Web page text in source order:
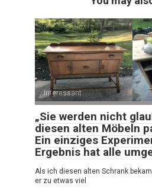
Interessant
„Sie werden nicht
diesen alten Möbeln
Ein einziges
Ergebnis hat alle
Als ich diesen alten Schrank
er zu etwas viel